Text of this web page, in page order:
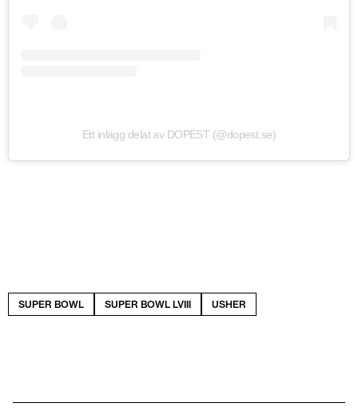
Ett inlägg delat av DOPEST (@dopest.se)
SUPER BOWL SUPER BOWL LVIII USHER